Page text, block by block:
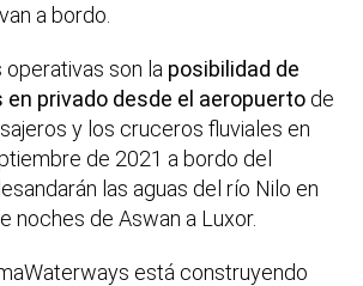
a bordo.
son la posibilidad de
privado desde el aeropuerto de
y los cruceros fluviales en
de 2021 a bordo del
las aguas del río Nilo en
noches de Aswan a Luxor.
está construyendo